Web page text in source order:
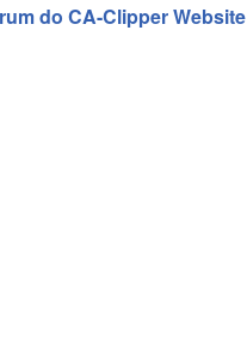
do CA-Clipper Website